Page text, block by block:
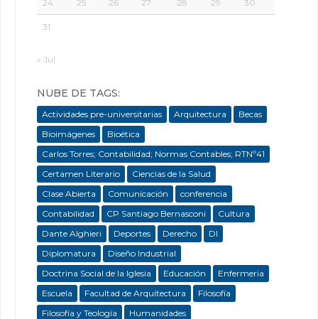
24 25 26 27 28 29 30
31
« Jul
NUBE DE TAGS:
Actividades pre-universitarias Arquitectura
Becas
Bioimágenes
Bioética
Carlos Torres; Contabilidad; Normas Contables; RTNº41
Certamen Literario
Ciencias de la Salud
Clase Abierta
Comunicación
conferencia
Contabilidad
CP Santiago Bernasconi
Cultura
Dante Alghieri
Deportes Derecho
DI
Diplomatura
Diseño Industrial
Doctrina Social de la Iglesia
Educación
Enfermeria
Escuela
Facultad de Arquitectura
Filosofía
Filosofía y Teología
Humanidades